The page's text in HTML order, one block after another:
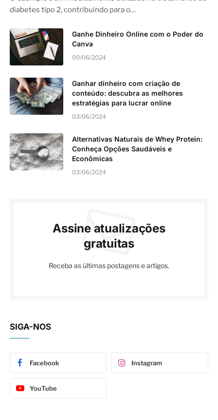
diabetes tipo 2, contribuindo para o…
Ganhe Dinheiro Online com o Poder do
Canva
09/06/2024
Ganhar dinheiro com criação de
conteúdo: descubra as melhores
estratégias para lucrar online
03/06/2024
Alternativas Naturais de Whey Protein:
Conheça Opções Saudáveis e
Econômicas
03/06/2024
Assine atualizações
gratuitas
Receba as últimas postagens e artigos.
SIGA-NOS
Facebook Instagram
YouTube